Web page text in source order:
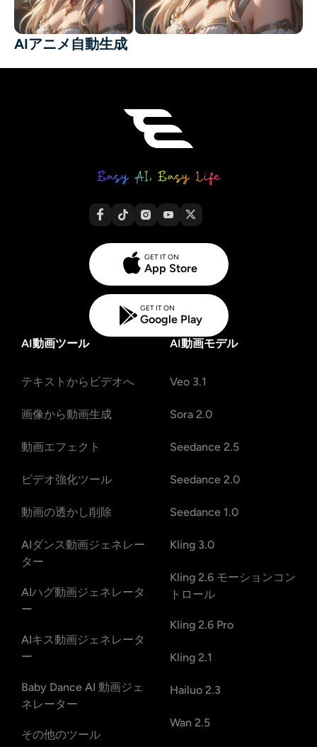
AIアニメ自動生成
GET IT ON
App Store
GET IT ON
Google Play
AI動画ツール
テキストからビデオへ
画像から動画生成
動画エフェクト
ビデオ強化ツール
動画の透かし削除
AIダンス動画ジェネレー
ター
AIハグ動画ジェネレータ
ー
AIキス動画ジェネレータ
ー
Baby Dance AI 動画ジェ
ネレーター
その他のツール
AI動画モデル
Veo 3.1
Sora 2.0
Seedance 2.5
Seedance 2.0
Seedance 1.0
Kling 3.0
Kling 2.6 モーションコン
トロール
Kling 2.6 Pro
Kling 2.1
Hailuo 2.3
Wan 2.5